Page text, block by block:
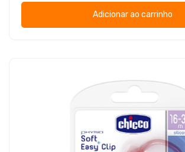
Adicionar ao carrinho